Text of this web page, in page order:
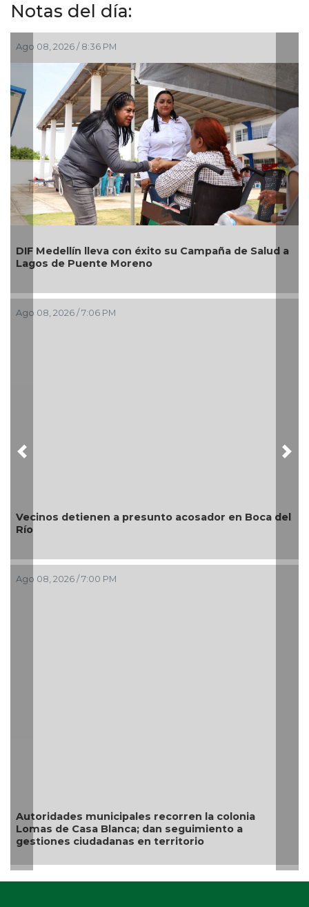
Notas del día:
Ago 08, 2026 / 8:36 PM
DIF Medellín lleva con éxito su Campaña de Salud a
Lagos de Puente Moreno
Ago 08, 2026 / 7:06 PM
Vecinos detienen a presunto acosador en Boca del
Río
Ago 08, 2026 / 7:00 PM
Autoridades municipales recorren la colonia
Lomas de Casa Blanca; dan seguimiento a
gestiones ciudadanas en territorio
Previous